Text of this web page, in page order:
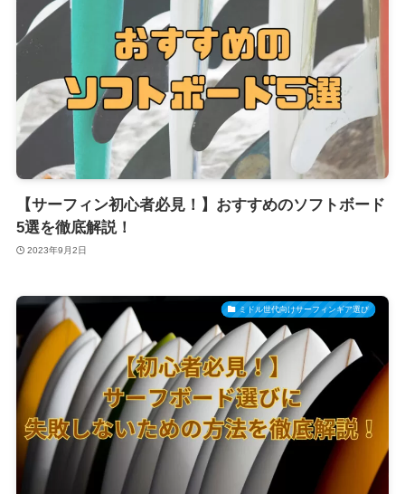
【サーフィン初心者必見！】おすすめのソフトボード
5選を徹底解説！
2023年9月2日
ミドル世代向けサーフィンギア選び